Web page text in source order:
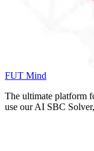
FUT Mind
The ultimate platform
use our AI SBC